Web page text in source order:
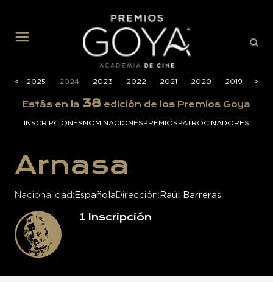
<
< 2025 2024 2023 2022 2021 2020 2019 2018
>
>
Estás en la 38 edición de los Premios Goya
INSCRIPCIONESNOMINACIONESPREMIOSPATROCINADORES
Arnasa
Nacionalidad Española Dirección Raúl Barreras
1 Inscripción